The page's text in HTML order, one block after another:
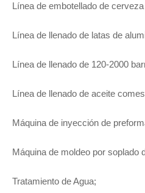
Línea de embotellado de
Línea de llenado de latas de
Línea de llenado de 120-2000
Línea de llenado de aceite
Máquina de inyección de
Máquina de moldeo por soplado
Tratamiento de Agua;